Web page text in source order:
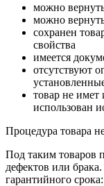
можно
можно
сохранен
свойства
имеется
отсутствуют
товар не
использован
Процедура товара
Под таким товаров
дефектов или
гарантийного срока: